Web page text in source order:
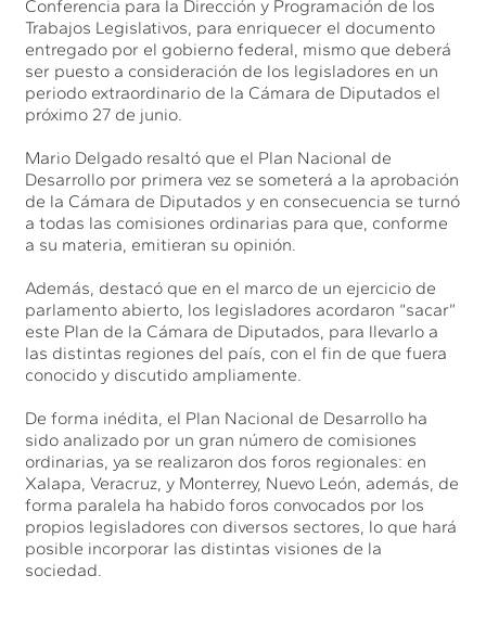
Conferencia para la Dirección y Programación de los
Trabajos Legislativos, para enriquecer el documento
entregado por el gobierno federal, mismo que deberá
ser puesto a consideración de los legisladores en un
periodo extraordinario de la Cámara de Diputados el
próximo 27 de junio.
Mario Delgado resaltó que el Plan Nacional de
Desarrollo por primera vez se someterá a la aprobación
de la Cámara de Diputados y en consecuencia se turnó
a todas las comisiones ordinarias para que, conforme
a su materia, emitieran su opinión.
Además, destacó que en el marco de un ejercicio de
parlamento abierto, los legisladores acordaron “sacar”
este Plan de la Cámara de Diputados, para llevarlo a
las distintas regiones del país, con el fin de que fuera
conocido y discutido ampliamente.
De forma inédita, el Plan Nacional de Desarrollo ha
sido analizado por un gran número de comisiones
ordinarias, ya se realizaron dos foros regionales: en
Xalapa, Veracruz, y Monterrey, Nuevo León, además, de
forma paralela ha habido foros convocados por los
propios legisladores con diversos sectores, lo que hará
posible incorporar las distintas visiones de la
sociedad.